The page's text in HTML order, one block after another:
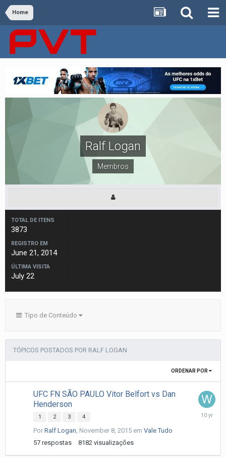
Home
Ralf Logan
Membros
TOTAL DE ITENS
3873
REGISTRO EM
June 21, 2014
ÚLTIMA VISITA
July 22
Tipo de Conteúdo
TÓPICOS POSTADOS POR RALF LOGAN
ORDENAR POR
UFC FN SÃO PAULO Vitor Belfort vs Dan
Henderson
1 2 3 4
Por Ralf Logan November 8, 2015 em Vale Tudo
57 respostas 8182 visualizações